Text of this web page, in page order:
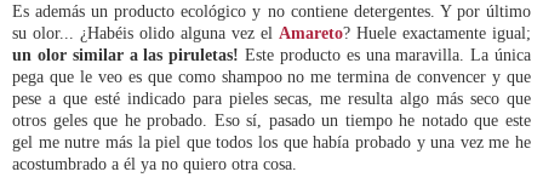
Es además un producto ecológico y no contiene detergentes. Y por último
su olor... ¿Habéis olido alguna vez el Amareto? Huele exactamente igual;
un olor similar a las piruletas! Este producto es una maravilla. La única
pega que le veo es que como shampoo no me termina de convencer y que
pese a que esté indicado para pieles secas, me resulta algo más seco que
otros geles que he probado. Eso sí, pasado un tiempo he notado que este
gel me nutre más la piel que todos los que había probado y una vez me he
acostumbrado a él ya no quiero otra cosa.